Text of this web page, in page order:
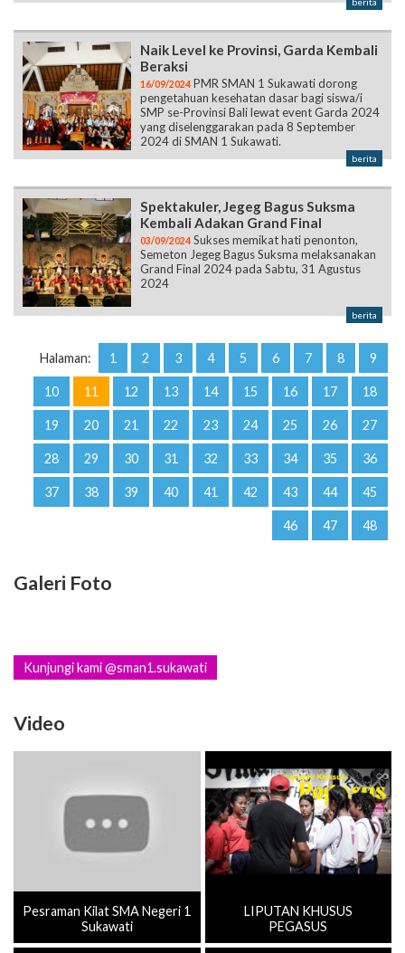
Naik Level ke Provinsi, Garda Kembali
Beraksi
16/09/2024 PMR SMAN 1 Sukawati dorong
pengetahuan kesehatan dasar bagi siswa/i
SMP se-Provinsi Bali lewat event Garda 2024
yang diselenggarakan pada 8 September
2024 di SMAN 1 Sukawati.
berita
Spektakuler, Jegeg Bagus Suksma
Kembali Adakan Grand Final
03/09/2024 Sukses memikat hati penonton,
Semeton Jegeg Bagus Suksma melaksanakan
Grand Final 2024 pada Sabtu, 31 Agustus
2024
berita
Halaman: 1 2 3 4 5 6 7 8 9
10 11 12 13 14 15 16 17 18
19 20 21 22 23 24 25 26 27
28 29 30 31 32 33 34 35 36
37 38 39 40 41 42 43 44 45
46 47 48
Galeri Foto
Kunjungi kami @sman1.sukawati
Video
Pesraman Kilat SMA Negeri 1
Sukawati
LIPUTAN KHUSUS
PEGASUS